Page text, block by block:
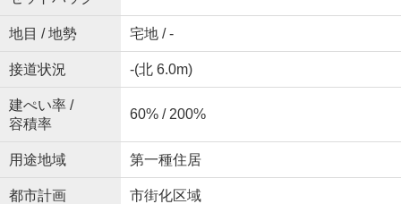
地目 / 地勢 宅地 / -
接道状況 -(北 6.0m)
建ぺい率 /
容積率
60% / 200%
用途地域 第一種住居
都市計画 市街化区域